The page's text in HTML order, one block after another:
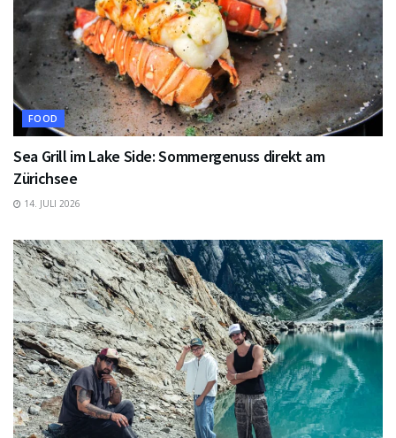
FOOD
Sea Grill im Lake Side: Sommergenuss direkt am
Zürichsee
14. JULI 2026